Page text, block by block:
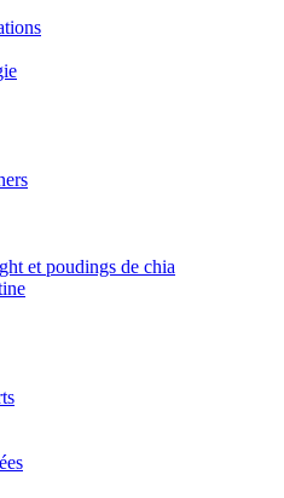
et poudings de chia